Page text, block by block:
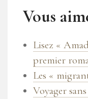
Vous
Lisez «
premier
Les «
Voyager